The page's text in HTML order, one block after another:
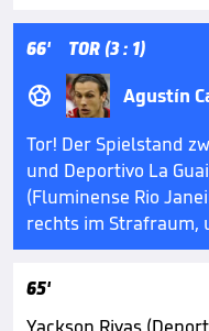
66' TOR (3 : 1)

Agustín
Tor! Der Spielstand
und Deportivo La
(Fluminense Rio
rechts im Strafraum,
65'